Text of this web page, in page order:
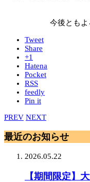
今後ともよ
Tweet
Share
+1
Hatena
Pocket
RSS
feedly
Pin it
PREV NEXT
最近のお知らせ
2026.05.22
【期間限定】